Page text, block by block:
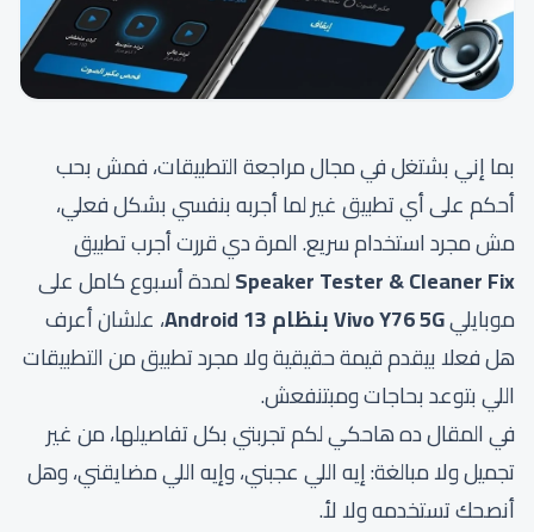
بما إني بشتغل في مجال مراجعة التطبيقات، فمش بحب
أحكم على أي تطبيق غير لما أجربه بنفسي بشكل فعلي،
مش مجرد استخدام سريع. المرة دي قررت أجرب تطبيق
Speaker Tester & Cleaner Fixلمدة أسبوع كامل على
موبايليVivo Y76 5G بنظام Android 13
، علشان أعرف
هل فعلا بيقدم قيمة حقيقية ولا مجرد تطبيق من التطبيقات
اللي بتوعد بحاجات ومبتنفعش.
في المقال ده هاحكي لكم تجربتي بكل تفاصيلها، من غير
تجميل ولا مبالغة: إيه اللي عجبني، وإيه اللي مضايقني، وهل
أنصحك تستخدمه ولا لأ.